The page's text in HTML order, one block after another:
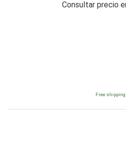
Consultar precio
Free shipping